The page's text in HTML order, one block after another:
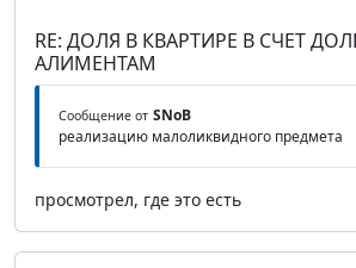
RE: ДОЛЯ В КВАРТИРЕ В СЧЕТ
АЛИМЕНТАМ
Сообщение от SNoB
реализацию малоликвидного предмета
просмотрел, где это есть